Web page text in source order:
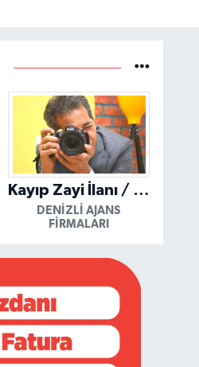
Kayıp Zayi İlanı / Mutlu Ajans / Denizli
DENIZLI AJANS
FIRMALARI